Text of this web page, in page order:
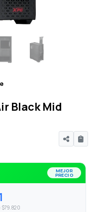
Black Mid
MEJOR
PRECIO
$79.820